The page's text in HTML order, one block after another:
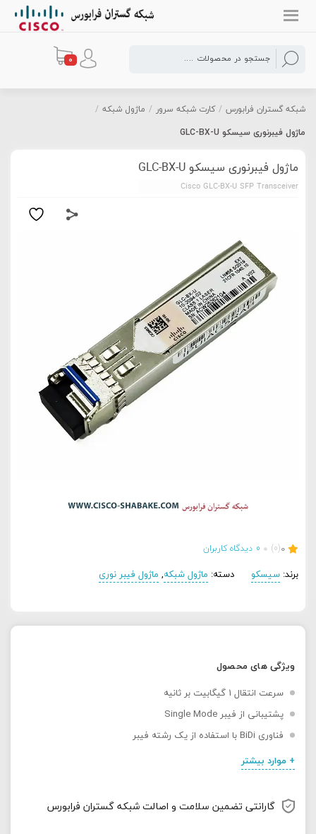
0
شبکه گستران فرابورس / کارت شبکه سرور / ماژول شبکه /
ماژول فیبرنوری سیسکو GLC-BX-U
ماژول فیبرنوری سیسکو GLC-BX-U
Cisco GLC-BX-U SFP Transceiver
0
(0)
0 دیدگاه کاربران
برند: سیسکو دسته: ماژول شبکه, ماژول فیبر نوری
ویژگی های محصول
سرعت انتقال 1 گیگابیت بر ثانیه
پشتیبانی از فیبر Single Mode
فناوری BiDi با استفاده از یک رشته فیبر
+ موارد بیشتر
گارانتی تضمین سلامت و اصالت شبکه گستران فرابورس